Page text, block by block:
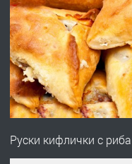
ПРЕДЛАГА
ПРЕДЛАГА
Руски кифлички с риба